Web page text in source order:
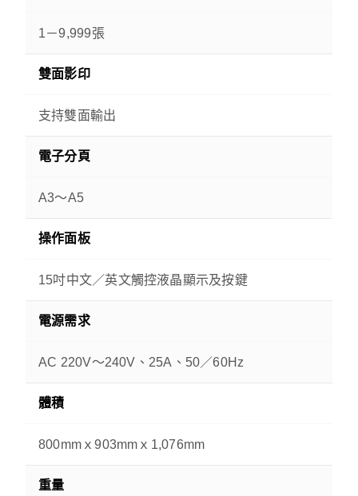
1－9,999張
雙面影印
支持雙面輸出
電子分頁
A3～A5
操作面板
15吋中文／英文觸控液晶顯示及按鍵
電源需求
AC 220V～240V、25A、50／60Hz
體積
800mmｘ903mmｘ1,076mm
重量